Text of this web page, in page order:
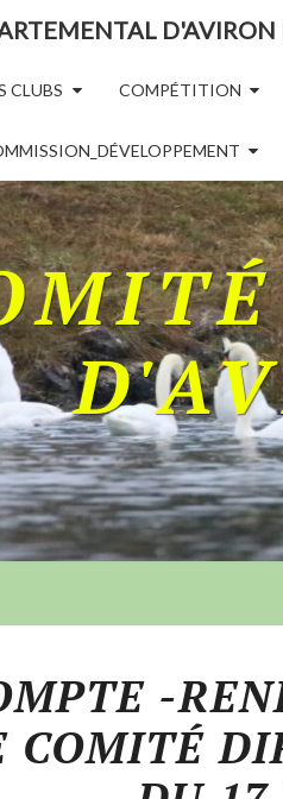
D'AVIRON
CLUBS COMPÉTITION
-
COMITÉ